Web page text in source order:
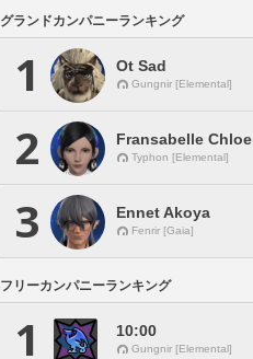
グランドカンパニーランキング
1 Ot Sad
Gungnir [Elemental]
2 Fransabelle Chloe
Typhon [Elemental]
3 Ennet Akoya
Fenrir [Gaia]
フリーカンパニーランキング
1 10:00
Gungnir [Elemental]